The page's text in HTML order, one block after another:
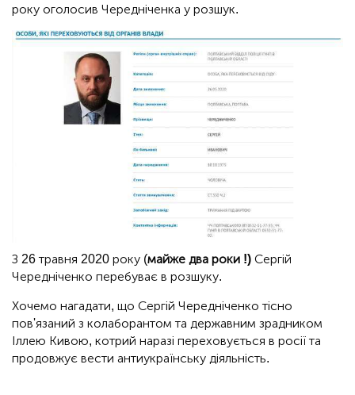
року оголосив Чередніченка у розшук.
З 26 травня 2020 року (майже два роки !) Сергій
Чередніченко перебуває в розшуку.
Хочемо нагадати, що Сергій Чередніченко тісно
пов'язаний з колаборантом та державним зрадником
Іллею Кивою, котрий наразі переховується в росії та
продовжує вести антиукраїнську діяльність.